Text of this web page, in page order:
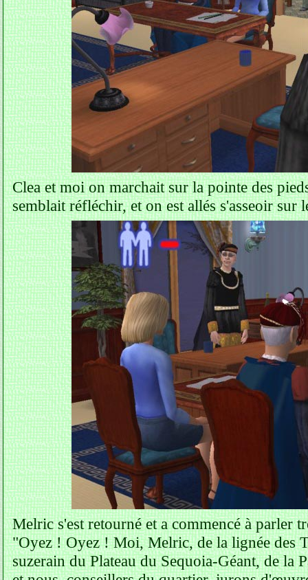
Clea et moi on marchait sur la pointe des
semblait réfléchir, et on est allés s'asseoir sur
Melric s'est retourné et a commencé à parler
"Oyez ! Oyez ! Moi, Melric, de la lignée des
suzerain du Plateau du Sequoia-Géant, de la